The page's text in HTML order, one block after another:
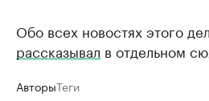
Обо всех новостях этого
рассказывал в отдельном
АвторыТеги